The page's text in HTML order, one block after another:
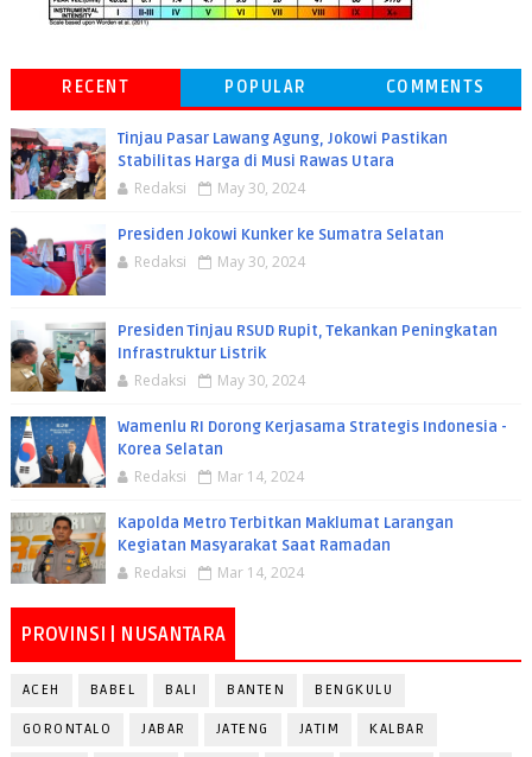
RECENT POPULAR COMMENTS
Tinjau Pasar Lawang Agung, Jokowi Pastikan
Stabilitas Harga di Musi Rawas Utara
Redaksi May 30, 2024
Presiden Jokowi Kunker ke Sumatra Selatan
Redaksi May 30, 2024
Presiden Tinjau RSUD Rupit, Tekankan Peningkatan
Infrastruktur Listrik
Redaksi May 30, 2024
Wamenlu RI Dorong Kerjasama Strategis Indonesia -
Korea Selatan
Redaksi Mar 14, 2024
Kapolda Metro Terbitkan Maklumat Larangan
Kegiatan Masyarakat Saat Ramadan
Redaksi Mar 14, 2024
PROVINSI | NUSANTARA
ACEH BABEL BALI BANTEN BENGKULU
GORONTALO JABAR JATENG JATIM KALBAR